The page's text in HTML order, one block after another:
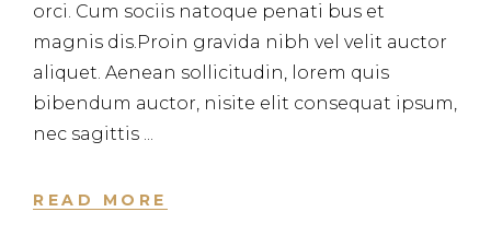
orci. Cum sociis natoque penati bus et
magnis dis.Proin gravida nibh vel velit auctor
aliquet. Aenean sollicitudin, lorem quis
bibendum auctor, nisite elit consequat ipsum,
nec sagittis
READ MORE